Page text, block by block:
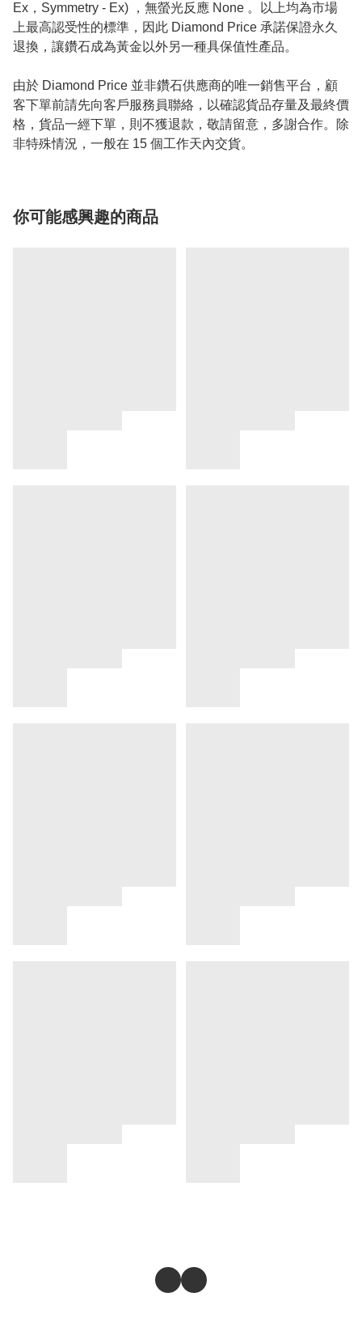
Ex，Symmetry - Ex) ，無螢光反應 None 。以上均為市場
上最高認受性的標準，因此 Diamond Price 承諾保證永久
退換，讓鑽石成為黃金以外另一種具保值性產品。
由於 Diamond Price 並非鑽石供應商的唯一銷售平台，顧
客下單前請先向客戶服務員聯絡，以確認貨品存量及最終價
格，貨品一經下單，則不獲退款，敬請留意，多謝合作。除
非特殊情況，一般在 15 個工作天內交貨。
你可能感興趣的商品